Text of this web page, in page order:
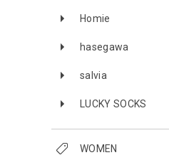
Homie
hasegawa
salvia
LUCKY SOCKS
WOMEN